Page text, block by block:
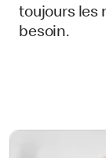
toujours les
besoin.